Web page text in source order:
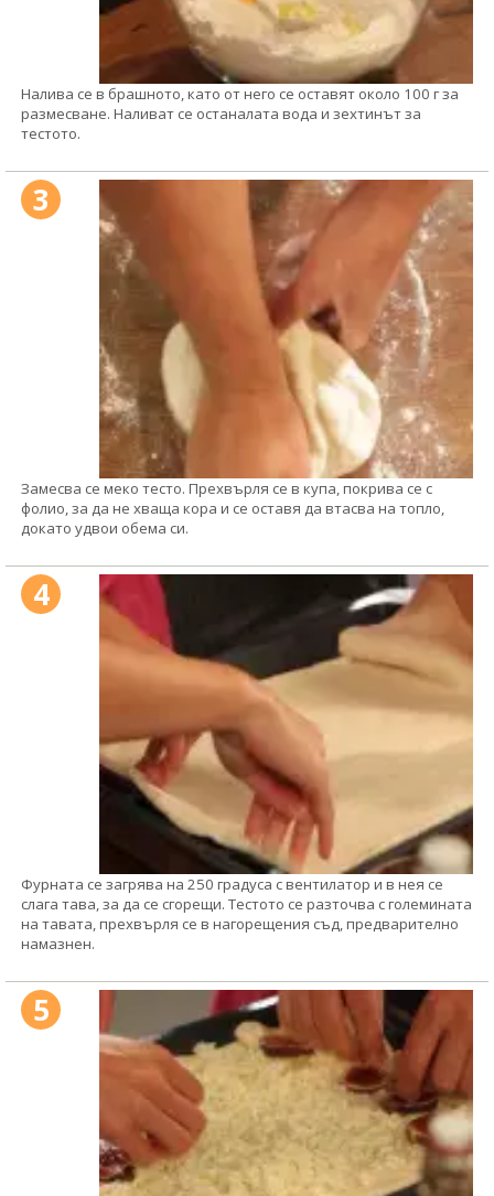
Налива се в брашното, като от него се оставят около 100 г за
размесване. Наливат се останалата вода и зехтинът за
тестото.
3
Замесва се меко тесто. Прехвърля се в купа, покрива се с
фолио, за да не хваща кора и се оставя да втасва на топло,
докато удвои обема си.
4
Фурната се загрява на 250 градуса с вентилатор и в нея се
слага тава, за да се сгорещи. Тестото се разточва с големината
на тавата, прехвърля се в нагорещения съд, предварително
намазнен.
5